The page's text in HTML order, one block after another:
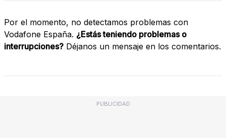
Por el momento, no detectamos problemas con
Vodafone España. ¿Estás teniendo problemas o
interrupciones? Déjanos un mensaje en los comentarios.
PUBLICIDAD